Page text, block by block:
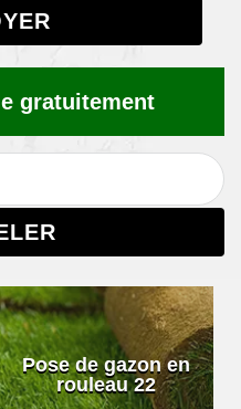
gratuitement
Pose de gazon en
rouleau 22